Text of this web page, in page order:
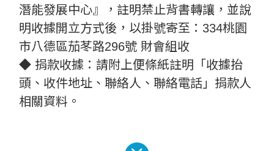
潛能發展中心』，註明禁止背書轉讓，並說
明收據開立方式後，以掛號寄至：334桃園
市八德區茄苳路296號 財會組收
◆ 捐款收據：請附上便條紙註明「收據抬
頭、收件地址、聯絡人、聯絡電話」捐款人
相關資料。